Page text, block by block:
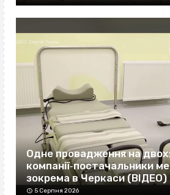
Одне провадження на двох:
компанії‐постачальники
зокрема в Черкаси (ВІДЕО)
5 Серпня 2026